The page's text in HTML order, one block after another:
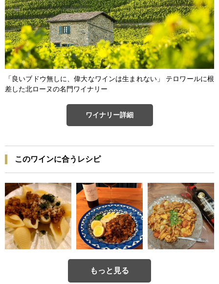
「良いブドウ無しに、偉大なワインは生まれない」 テロワールに根
差した北ローヌの名門ワイナリー
ワイナリー詳細
このワインに合うレシピ
もっと見る